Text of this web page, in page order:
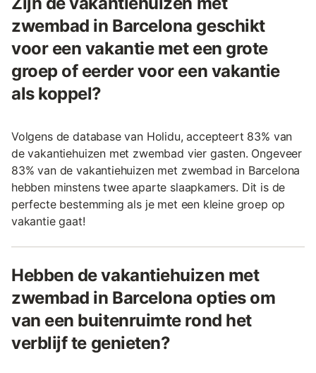
zwembad in Barcelona geschikt
voor een vakantie met een grote
groep of eerder voor een vakantie
als koppel?
Volgens de database van Holidu, accepteert 83% van
de vakantiehuizen met zwembad vier gasten. Ongeveer
83% van de vakantiehuizen met zwembad in Barcelona
hebben minstens twee aparte slaapkamers. Dit is de
perfecte bestemming als je met een kleine groep op
vakantie gaat!
Hebben de vakantiehuizen met
zwembad in Barcelona opties om
van een buitenruimte rond het
verblijf te genieten?